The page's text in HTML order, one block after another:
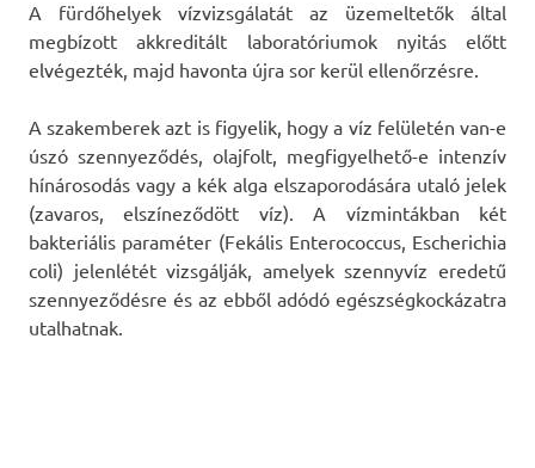
A fürdőhelyek vízvizsgálatát az üzemeltetők által
megbízott akkreditált laboratóriumok nyitás előtt
elvégezték, majd havonta újra sor kerül ellenőrzésre.
A szakemberek azt is figyelik, hogy a víz felületén van-e
úszó szennyeződés, olajfolt, megfigyelhető-e intenzív
hínárosodás vagy a kék alga elszaporodására utaló jelek
(zavaros, elszíneződött víz). A vízmintákban két
bakteriális paraméter (Fekális Enterococcus, Escherichia
coli) jelenlétét vizsgálják, amelyek szennyvíz eredetű
szennyeződésre és az ebből adódó egészségkockázatra
utalhatnak.